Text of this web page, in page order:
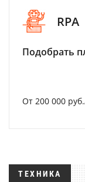
RPA
Подобрать
От 200 000
ТЕХНИКА